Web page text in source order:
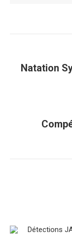
de
Natation
Détections